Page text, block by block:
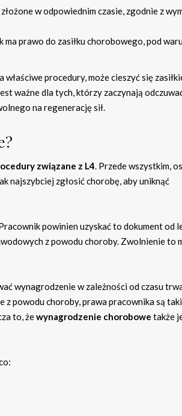
w odpowiednim czasie, zgodnie z
prawo do zasiłku chorobowego, pod
procedury, może cieszyć się
ważne dla tych, którzy zaczynają
na regenerację sił.
związane z L4. Przede wszystkim,
najszybciej zgłosić chorobę, aby uniknąć
powinien uzyskać to dokument od
z powodu choroby. Zwolnienie to
wynagrodzenie w zależności od czasu
powodu choroby, prawa pracownika są
to, żewynagrodzenie chorobowe także